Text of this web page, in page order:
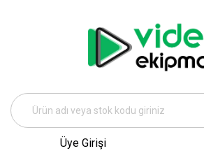
Üye Girişi